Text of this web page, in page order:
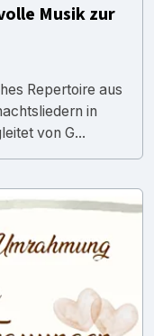
Musik zur
Repertoire aus
in
von G...